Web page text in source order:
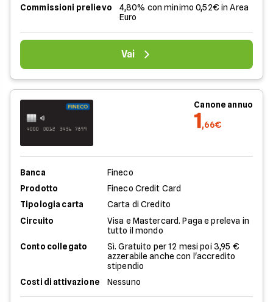
Commissioni prelievo
4,80% con minimo 0,52€ in Area
Euro
Vai
Canone annuo
1,66€
Banca
Fineco
Prodotto
Fineco Credit Card
Tipologia carta
Carta di Credito
Circuito
Visa e Mastercard. Paga e preleva in
tutto il mondo
Conto collegato
Sì. Gratuito per 12 mesi poi 3,95 €
azzerabile anche con l'accredito
stipendio
Costi di attivazione
Nessuno